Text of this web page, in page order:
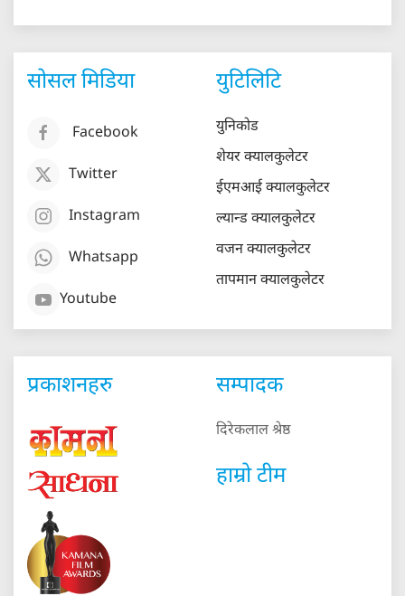
सोसल मिडिया
Facebook
Twitter
Instagram
Whatsapp
Youtube
युटिलिटि
युनिकोड
शेयर क्यालकुलेटर
ईएमआई क्यालकुलेटर
ल्यान्ड क्यालकुलेटर
वजन क्यालकुलेटर
तापमान क्यालकुलेटर
प्रकाशनहरु सम्पादक
दिरेकलाल श्रेष्ठ
हाम्रो टीम